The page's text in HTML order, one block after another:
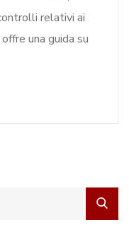
relativi ai
una guida su